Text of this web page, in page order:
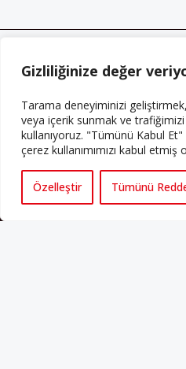
Gizliliğinize değer
Tarama deneyiminizi
veya içerik sunmak ve
kullanıyoruz. "Tümünü Kabul
çerez kullanımımızı kabul etmiş
Özelleştir Tümünü
ABONE OLUN
abone olabilirsiniz!
Abonelik